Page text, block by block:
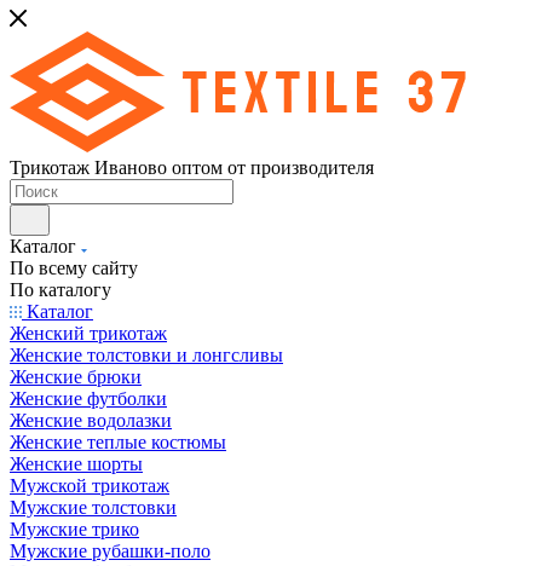
Трикотаж Иваново оптом от производителя
Каталог
По всему сайту
По каталогу
Каталог
Женский трикотаж
Женские толстовки и лонгсливы
Женские брюки
Женские футболки
Женские водолазки
Женские теплые костюмы
Женские шорты
Мужской трикотаж
Мужские толстовки
Мужские трико
Мужские рубашки-поло